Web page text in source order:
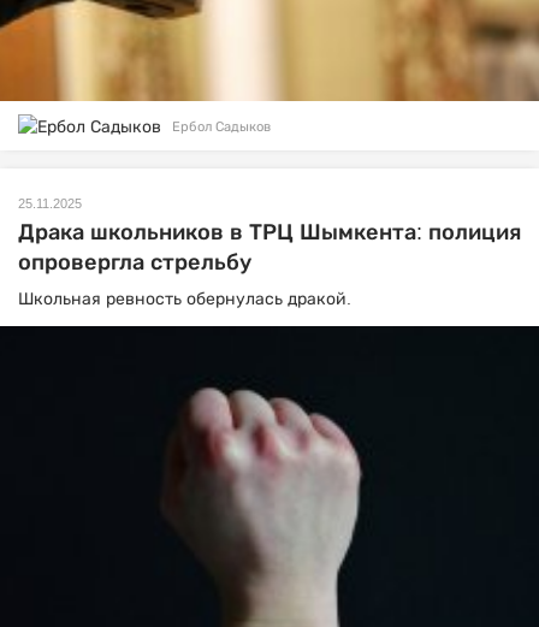
Ербол Садыков
25.11.2025
Драка школьников в ТРЦ Шымкента: полиция
опровергла стрельбу
Школьная ревность обернулась дракой.